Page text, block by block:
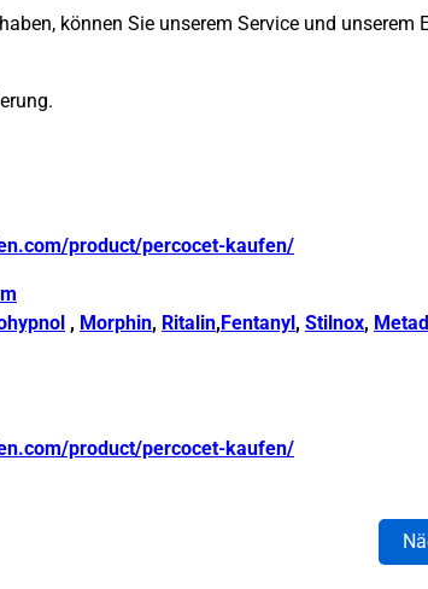
können Sie unserem Service und unserem
product/percocet-kaufen/
, Morphin, Ritalin, Fentanyl , Stilnox,
product/percocet-kaufen/